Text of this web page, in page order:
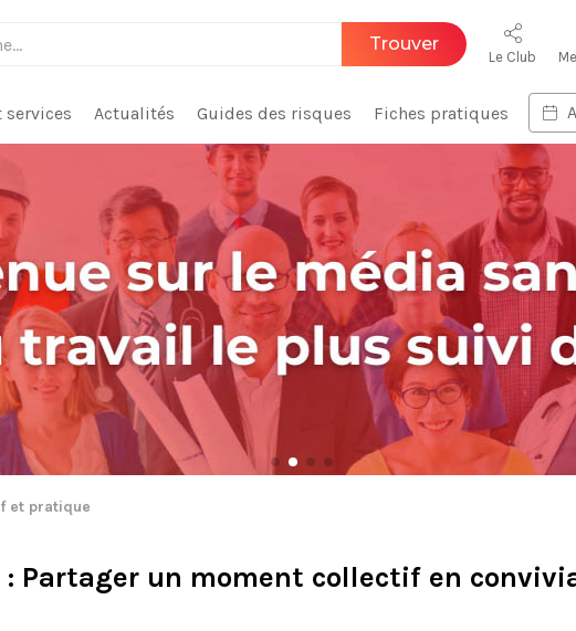
Trouver
Le Club
services Actualités Guides des risques Fiches pratiques
et pratique
: Partager un moment collectif en